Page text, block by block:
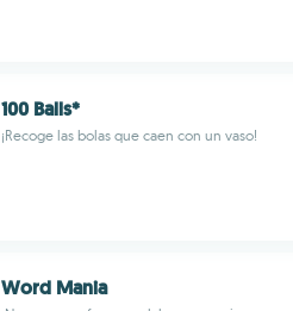
100 Balls*
¡Recoge las bolas que caen con un vaso!
Word Mania